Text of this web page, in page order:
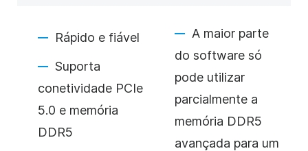
Rápido e fiável
Suporta
conetividade PCIe
5.0 e memória
DDR5
A maior parte
do software só
pode utilizar
parcialmente a
memória DDR5
avançada para um